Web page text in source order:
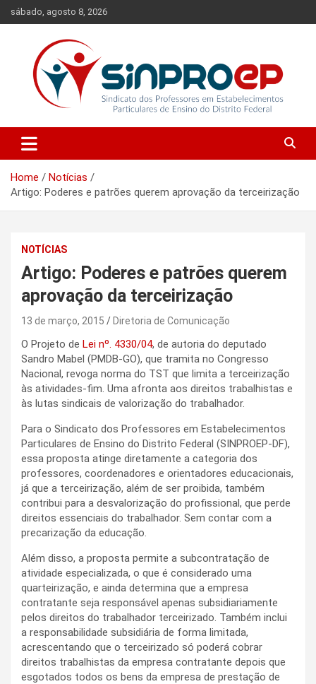
Skip
to
sábado, agosto 8, 2026
Sinproep-DF
Ensino do Distrito Federal
Home
Notícias
Artigo: Poderes e patrões querem aprovação da terceirização
NOTÍCIAS
Artigo: Poderes e patrões querem
aprovação da terceirização
13 de março, 2015 Diretoria de Comunicação
O Projeto de Lei nº. 4330/04, de autoria do deputado
Sandro Mabel (PMDB-GO), que tramita no Congresso
Nacional, revoga norma do TST que limita a terceirização
às atividades-fim. Uma afronta aos direitos trabalhistas e
às lutas sindicais de valorização do trabalhador.
Para o Sindicato dos Professores em Estabelecimentos
Particulares de Ensino do Distrito Federal (SINPROEP-DF),
essa proposta atinge diretamente a categoria dos
professores, coordenadores e orientadores educacionais,
já que a terceirização, além de ser proibida, também
contribui para a desvalorização do profissional, que perde
direitos essenciais do trabalhador. Sem contar com a
precarização da educação.
Além disso, a proposta permite a subcontratação de
atividade especializada, o que é considerado uma
quarteirização, e ainda determina que a empresa
contratante seja responsável apenas subsidiariamente
pelos direitos do trabalhador terceirizado. Também inclui
a responsabilidade subsidiária de forma limitada,
acrescentando que o terceirizado só poderá cobrar
direitos trabalhistas da empresa contratante depois que
esgotados todos os bens da empresa de prestação de